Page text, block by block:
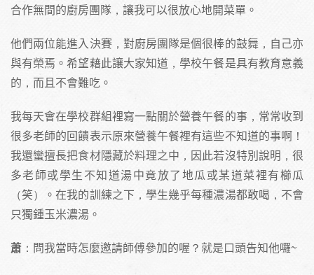
合作無間的廚房團隊，讓我可以很放心地開菜單。
他們兩位能進入決賽，對廚房團隊是個很棒的鼓舞，自己亦
與有榮焉。希望藉此讓大家知道，學校午餐是具有教育意義
的，而且不會難吃。
我每天會在學校群組裡寫一點關於營養午餐的事，常常收到
很多老師的回饋表示原來營養午餐裡有這些不知道的事啊！
我還蠻擅長把食材隱藏於料理之中，因此若沒特別說明，很
多老師或學生不知道湯中竟放了地瓜或某道菜裡有櫛瓜
（笑）。在我的訓練之下，學生幾乎每種濃湯都敢喝，不會
只獨鍾玉米濃湯。
蕭 ：問我當時怎麼邀請師傅參加的喔？就是口頭告知他囉~